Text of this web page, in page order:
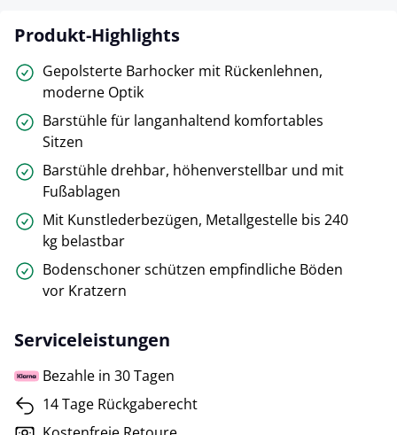
Produkt-Highlights
Gepolsterte Barhocker mit Rückenlehnen,
moderne Optik
Barstühle für langanhaltend komfortables
Sitzen
Barstühle drehbar, höhenverstellbar und mit
Fußablagen
Mit Kunstlederbezügen, Metallgestelle bis 240
kg belastbar
Bodenschoner schützen empfindliche Böden
vor Kratzern
Serviceleistungen
Bezahle in 30 Tagen
14 Tage Rückgaberecht